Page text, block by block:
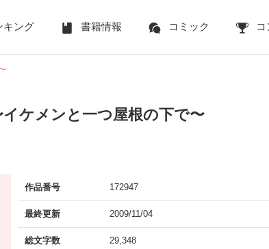
キング 書籍情報 コミック
ケメンと一つ屋根の下で〜
作品番号 172947
最終更新 2009/11/04
総文字数 29,348